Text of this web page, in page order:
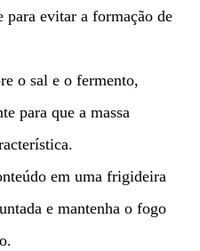
para evitar a formação de
o sal e o fermento,
para que a massa
em uma frigideira
e mantenha o fogo